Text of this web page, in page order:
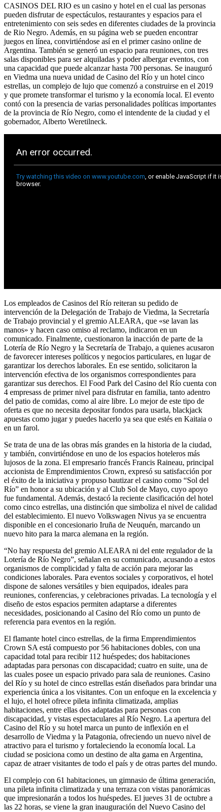
CASINOS DEL RIO es un casino y hotel en el cual las personas
pueden disfrutar de espectáculos, restaurantes y espacios para el
entretenimiento con seis sedes en diferentes ciudades de la provincia
de Rio Negro. Además, en su página web se pueden encontrar
juegos en línea, convirtiéndose así en el primer casino online de
Argentina. También se generó un espacio para reuniones, con tres
salas disponibles para ser alquiladas y poder albergar eventos, con
una capacidad que puede alcanzar hasta 700 personas. Se inauguró
en Viedma una nueva unidad de Casino del Río y un hotel cinco
estrellas, un complejo de lujo que comenzó a construirse en el 2019
y que promete transformar el turismo y la economía local. El evento
contó con la presencia de varias personalidades políticas importantes
de la provincia de Río Negro, como el intendente de la ciudad y el
gobernador, Alberto Weretilneck.
Los empleados de Casinos del Río reiteran su pedido de
intervención de la Delegación de Trabajo de Viedma, la Secretaría
de Trabajo provincial y el gremio ALEARA, que «se lavan las
manos» y hacen caso omiso al reclamo, indicaron en un
comunicado. Finalmente, cuestionaron la inacción de parte de la
Lotería de Río Negro y la Secretaría de Trabajo, a quienes acusaron
de favorecer intereses políticos y negocios particulares, en lugar de
garantizar los derechos laborales. En ese sentido, solicitaron la
intervención efectiva de los organismos correspondientes para
garantizar sus derechos. El Food Park del Casino del Río cuenta con
4 empresass de primer nivel para disfrutar en familia, tanto adentro
del patio de comidas, como al aire libre. Lo mejor de este tipo de
oferta es que no necesita depositar fondos para usarla, blackjack
apuestas como jugar y puedes hacerlo ya sea que estés en Kaitaia o
en un farol.
Se trata de una de las obras más grandes en la historia de la ciudad,
y también, convirtiéndose en uno de los espacios hoteleros más
lujosos de la zona. El empresario francés Francis Raineau, principal
accionista de Emprendimientos Crown, expresó su satisfacción por
el éxito de la iniciativa y propuso bautizar el casino como “Sol del
Río” en honor a su ubicación y al Club Sol de Mayo, cuyo apoyo
fue fundamental. Además, destacó la reciente clasificación del hotel
como cinco estrellas, una distinción que simboliza el nivel de calidad
del establecimiento. El nuevo Volkswagen Nivus ya se encuentra
disponible en el concesionario Iruña de Neuquén, marcando un
nuevo hito para la marca alemana en la región.
“No hay respuesta del gremio ALEARA ni del ente regulador de la
Lotería de Río Negro”, señalan en su comunicado, acusando a estos
organismos de complicidad y falta de acción para mejorar las
condiciones laborales. Para eventos sociales y corporativos, el hotel
dispone de salones versátiles y bien equipados, ideales para
reuniones, conferencias, y celebraciones privadas. La tecnología y el
diseño de estos espacios permiten adaptarse a diferentes
necesidades, posicionando al Casino del Río como un punto de
referencia para eventos en la región.
El flamante hotel cinco estrellas, de la firma Emprendimientos
Crown SA está compuesto por 56 habitaciones dobles, con una
capacidad total para recibir 112 huéspedes; dos habitaciones
adaptadas para personas con discapacidad; cuatro en suite, una de
las cuales posee un espacio privado para sala de reuniones. Casino
del Río y su hotel de cinco estrellas están diseñados para brindar una
experiencia única a los visitantes. Con un enfoque en la excelencia y
el lujo, el hotel ofrece pileta infinita climatizada, amplias
habitaciones, entre ellas dos adaptadas para personas con
discapacidad, y vistas espectaculares al Río Negro. La apertura del
Casino del Río y su hotel marca un punto de inflexión en el
desarrollo de Viedma y la Patagonia, ofreciendo un nuevo nivel de
atractivo para el turismo y fortaleciendo la economía local. La
ciudad se posiciona como un destino de alta gama en Argentina,
capaz de atraer visitantes de todo el país y de otras partes del mundo.
El complejo con 61 habitaciones, un gimnasio de última generación,
una pileta infinita climatizada y una terraza con vistas panorámicas
que impresionarán a todos los huéspedes. El jueves 31 de octubre a
las 22 horas, se viene la gran inauguración del Nuevo Casino del